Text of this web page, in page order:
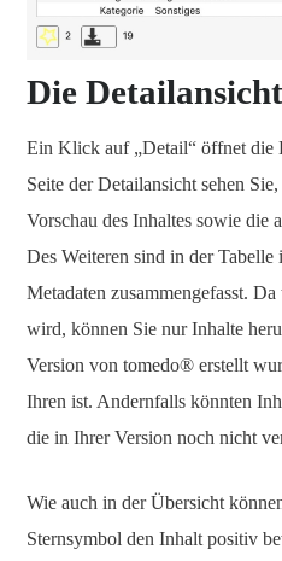
Die Detailansicht
Ein Klick auf „Detail“ öffnet die
Seite der Detailansicht sehen
Vorschau des Inhaltes sowie die
Des Weiteren sind in der
Metadaten zusammengefasst.
wird, können Sie nur Inhalte
Version von tomedo® erstellt
Ihren ist. Andernfalls könnten
die in Ihrer Version noch nicht
Wie auch in der Übersicht
Sternsymbol den Inhalt positiv